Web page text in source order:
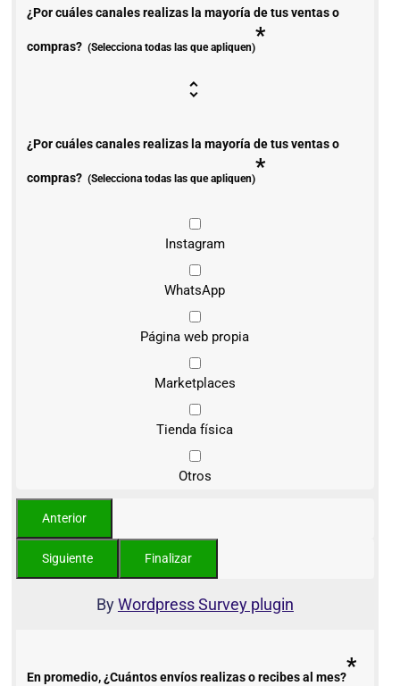
¿Por cuáles canales realizas la mayoría de tus ventas o
compras? (Selecciona todas las que apliquen)*
¿Por cuáles canales realizas la mayoría de tus ventas o
compras? (Selecciona todas las que apliquen)*
Instagram
WhatsApp
Página web propia
Marketplaces
Tienda física
Otros
ByWordpress Survey plugin
En promedio, ¿Cuántos envíos realizas o recibes al mes?*